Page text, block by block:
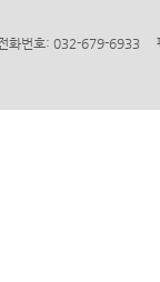
화번호: 032-679-6933